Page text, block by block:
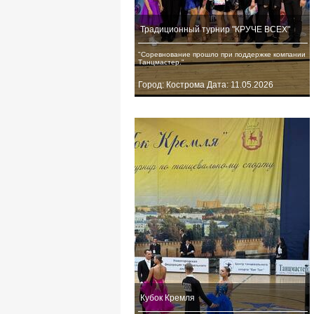
Традиционный турнир "КРУЧЕ ВСЕХ"
"Соревнование прошло при поддержке компании
Танцмастер."
Город: Кострома Дата: 11.05.2026
Кубок Кремля